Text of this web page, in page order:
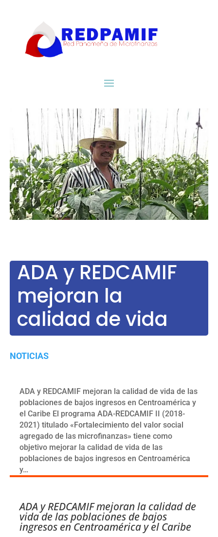
ADA y REDCAMIF
mejoran la
calidad de vida
NOTICIAS
ADA y REDCAMIF mejoran la calidad de vida de las
poblaciones de bajos ingresos en Centroamérica y
el Caribe El programa ADA-REDCAMIF II (2018-
2021) titulado «Fortalecimiento del valor social
agregado de las microfinanzas» tiene como
objetivo mejorar la calidad de vida de las
poblaciones de bajos ingresos en Centroamérica
y…
ADA y REDCAMIF mejoran la calidad de
vida de las poblaciones de bajos
ingresos en Centroamérica y el Caribe